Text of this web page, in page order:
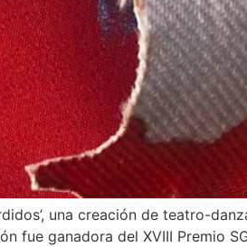
una creación de teatro-
fue ganadora del XVIII Premio